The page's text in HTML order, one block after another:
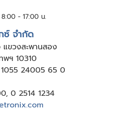
- 17:00 น.
ซ์ จำกัด
ขวงสะพานสอง
พฯ 10310
1055 24005 65 0
, 0 2514 1234